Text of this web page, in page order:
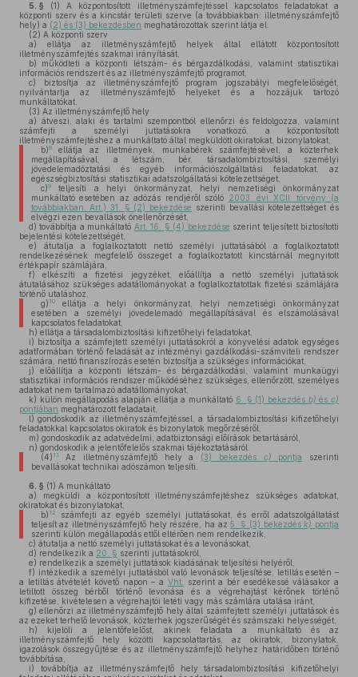
5. § (1) A központosított illetményszámfejtéssel kapcsolatos feladatokat a
központi szerv és a kincstár területi szerve (a továbbiakban: illetményszámfejtő
hely) a (2) és (3) bekezdésben meghatározottak szerint látja el.
(2) A központi szerv
a) ellátja az illetményszámfejtő helyek által ellátott központosított
illetményszámfejtés szakmai irányítását,
b) működteti a központi létszám- és bérgazdálkodási, valamint statisztikai
információs rendszert és az illetményszámfejtő programot,
c) biztosítja az illetményszámfejtő program jogszabályi megfelelőségét,
nyilvántartja az illetményszámfejtő helyeket és a hozzájuk tartozó
munkáltatókat.
(3) Az illetményszámfejtő hely
a) átveszi, alaki és tartalmi szempontból ellenőrzi és feldolgozza, valamint
számfejti a személyi juttatásokra vonatkozó, a központosított
illetményszámfejtéshez a munkáltató által megküldött okiratokat, bizonylatokat,
b)8ellátja az illetmények, munkabérek számfejtésével, a közterhek
megállapításával, a létszám, bér, társadalombiztosítási, személyi
jövedelemadóztatási és egyéb információszolgáltatási feladatokat, az
egészségbiztosítási statisztikai adatszolgáltatási kötelezettséget,
c)9teljesíti a helyi önkormányzat, helyi nemzetiségi önkormányzat
munkáltató esetében az adózás rendjéről szóló 2003. évi XCII. törvény (a
továbbiakban: Art.) 31. § (2) bekezdése szerinti bevallási kötelezettséget és
elvégzi ezen bevallások önellenőrzését,
d) továbbítja a munkáltató Art. 16. § (4) bekezdése szerint teljesített biztosítotti
bejelentési kötelezettségét,
e) átutalja a foglalkoztatott nettó személyi juttatásából a foglalkoztatott
rendelkezésének megfelelő összeget a foglalkoztatott kincstárnál megnyitott
értékpapír számlájára,
f) elkészíti a fizetési jegyzéket, előállítja a nettó személyi juttatások
átutalásához szükséges adatállományokat a foglalkoztatottak fizetési számlájára
történő utaláshoz,
g) 10ellátja a helyi önkormányzat, helyi nemzetiségi önkormányzat
esetében a személyi jövedelemadó megállapításával és elszámolásával
kapcsolatos feladatokat,
h) ellátja a társadalombiztosítási kifizetőhelyi feladatokat,
i) biztosítja a számfejtett személyi juttatásokról a könyvelési adatok egységes
adatformában történő feladását az intézményi gazdálkodási-számviteli rendszer
számára, nettó finanszírozás esetén biztosítja a szükséges információkat,
j) előállítja a központi létszám- és bérgazdálkodási, valamint munkaügyi
statisztikai információs rendszer működéséhez szükséges, ellenőrzött, személyes
adatokat nem tartalmazó adatállományokat,
k) külön megállapodás alapján ellátja a munkáltató 6. § (1) bekezdés b) ésc)
pontjában meghatározott feladatait,
l) gondoskodik az illetményszámfejtéssel, a társadalombiztosítási kifizetőhelyi
feladatokkal kapcsolatos okiratok és bizonylatok megőrzéséről,
m) gondoskodik az adatvédelmi, adatbiztonsági előírások betartásáról,
n) gondoskodik a jelentőfelelős szakmai tájékoztatásáról.
(4) 11 Az illetményszámfejtő hely a (3) bekezdés c) pontja
szerinti
bevallásokat technikai adószámon teljesíti.
6. § (1) A munkáltató
a) megküldi a központosított illetményszámfejtéshez szükséges adatokat,
okiratokat és bizonylatokat,
b) 12
számfejti az egyéb személyi juttatásokat, és erről adatszolgáltatást
teljesít az illetményszámfejtő hely részére, ha az5. § (3) bekezdésk) pontja
szerinti külön megállapodás ettől eltérően nem rendelkezik,
c) átutalja a nettó személyi juttatásokat és a levonásokat,
d) rendelkezik a 20. § szerinti juttatásokról,
e) rendelkezik a személyi juttatások kiadásának teljesítési helyéről,
f) intézkedik a személyi juttatásból való levonások teljesítése, letiltás esetén –
a letiltás átvételét követő napon – a Vht.
szerint a bér esedékessé válásakor a
letiltott összeg bérből történő levonása és a végrehajtást kérőnek történő
kifizetése, kivételesen a végrehajtói letéti vagy más számlára utalása iránt,
g) ellenőrzi az illetményszámfejtő hely által számfejtett személyi juttatások és
az ezeket terhelő levonások, közterhek jogszerűségét és számszaki helyességét,
h) kijelöli a jelentőfelelőst, akinek feladata a munkáltató és az
illetményszámfejtő hely közötti kapcsolattartás, az okiratok, bizonylatok,
igazolások összegyűjtése és az illetményszámfejtő helyhez határidőben történő
továbbítása,
i) továbbítja az illetményszámfejtő hely társadalombiztosítási kifizetőhelyi